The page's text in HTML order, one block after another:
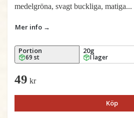
medelgröna, svagt buckliga, matiga...
Mer info →
Portion
69 st
20g
I lager
49 kr
Köp